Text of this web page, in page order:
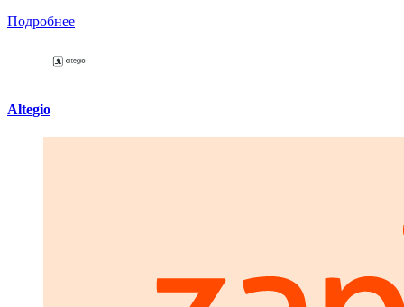
Подробнее
Altegio